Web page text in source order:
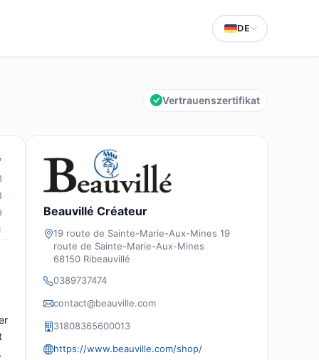
DE
Vertrauenszertifikat
Beauvillé Créateur
19 route de Sainte-Marie-Aux-Mines 19
route de Sainte-Marie-Aux-Mines
68150 Ribeauvillé
0389737474
contact@beauville.com
31808365600013
https://www.beauville.com/shop/